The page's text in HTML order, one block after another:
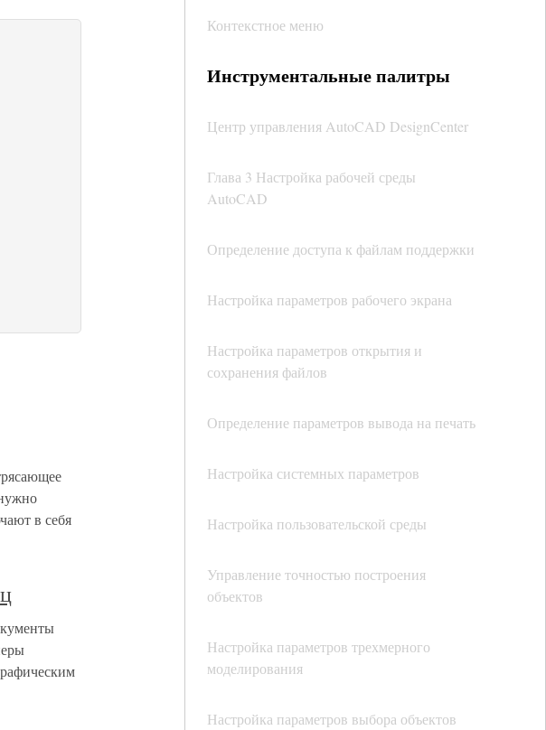
Контекстное меню
Инструментальные палитры
Центр управления AutoCAD DesignCenter
Глава 3 Настройка рабочей среды
AutoCAD
Определение доступа к файлам поддержки
Настройка параметров рабочего экрана
Настройка параметров открытия и
сохранения файлов
Определение параметров вывода на печать
Настройка системных параметров
Настройка пользовательской среды
Управление точностью построения
объектов
Настройка параметров трехмерного
моделирования
Настройка параметров выбора объектов
в себя